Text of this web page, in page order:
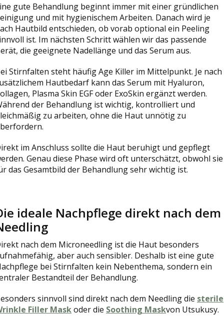
gute Behandlung beginnt immer mit einer gründlichen
und mit hygienischem Arbeiten. Danach wird je
Hautbild entschieden, ob vorab optional ein Peeling
ist. Im nächsten Schritt wählen wir das passende
die geeignete Nadellänge und das Serum aus.
Stirnfalten steht häufig Age Killer im Mittelpunkt. Je nach
Hautbedarf kann das Serum mit Hyaluron,
Plasma Skin EGF oder ExoSkin ergänzt werden.
der Behandlung ist wichtig, kontrolliert und
zu arbeiten, ohne die Haut unnötig zu
im Anschluss sollte die Haut beruhigt und gepflegt
Genau diese Phase wird oft unterschätzt, obwohl sie
das Gesamtbild der Behandlung sehr wichtig ist.
ideale Nachpflege direkt nach dem
nach dem Microneedling ist die Haut besonders
aber auch sensibler. Deshalb ist eine gute
bei Stirnfalten kein Nebenthema, sondern ein
Bestandteil der Behandlung.
sinnvoll sind direkt nach dem Needling die sterile
Filler Maskoder die Soothing Maskvon Utsukusy.